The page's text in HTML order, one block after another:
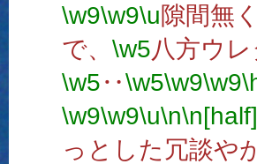
\w9\w9\u隙間無
で、 \w5八方ウ
\w5‥\w5\w9\w9
\w9\w9\u\n\n[half]
っとした冗談や